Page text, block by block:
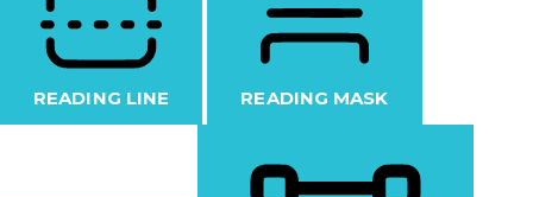
READING LINE READING MASK